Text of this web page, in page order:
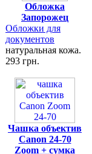
Обложка
Запорожец
Обложки для
документов
натуральная кожа.
293 грн.
Чашка объектив
Canon 24-70
Zoom + сумка